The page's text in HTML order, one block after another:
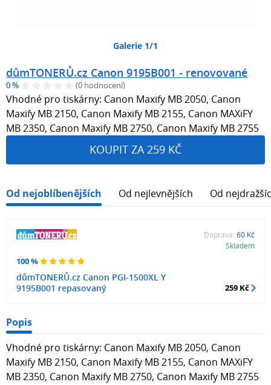
Galerie 1/1
důmTONERŮ.cz Canon 9195B001 - renovované
0 % (0 hodnocení)
Vhodné pro tiskárny: Canon Maxify MB 2050, Canon
Maxify MB 2150, Canon Maxify MB 2155, Canon MAXiFY
MB 2350, Canon Maxify MB 2750, Canon Maxify MB 2755
KOUPIT ZA 259 KČ
Od nejoblíbenějších Od nejlevnějších Od
100 %
důmTONERŮ.cz Canon PGI-1500XL Y
9195B001 repasovaný
Doprava: 60 Kč
Skladem
259 Kč
Popis
Vhodné pro tiskárny: Canon Maxify MB 2050, Canon
Maxify MB 2150, Canon Maxify MB 2155, Canon MAXiFY
MB 2350, Canon Maxify MB 2750, Canon Maxify MB 2755